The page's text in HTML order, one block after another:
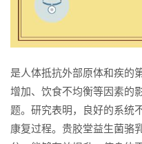
是人体抵抗外部原体和疾的
增加、饮食不均衡等因素的
题。研究表明，良好的系统
康复过程。贵胶堂益生菌骆